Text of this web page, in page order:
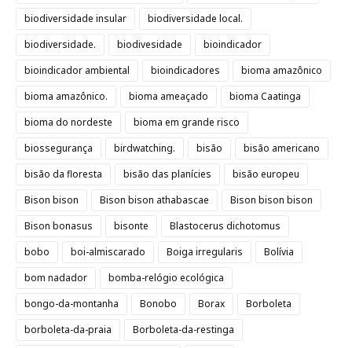
biodiversidade insular
biodiversidade local.
biodiversidade.
biodivesidade
bioindicador
bioindicador ambiental
bioindicadores
bioma amazônico
bioma amazônico.
bioma ameaçado
bioma Caatinga
bioma do nordeste
bioma em grande risco
biossegurança
birdwatching. bisão
bisão americano
bisão da floresta
bisão das planícies
bisão europeu
Bison bison
Bison bison athabascae
Bison bison bison
Bison bonasus
bisonte
Blastocerus dichotomus
bobo
boi-almiscarado Boiga irregularis
Bolívia
bom nadador
bomba-relógio ecológica
bongo-da-montanha
Bonobo Borax
Borboleta
borboleta-da-praia
Borboleta-da-restinga